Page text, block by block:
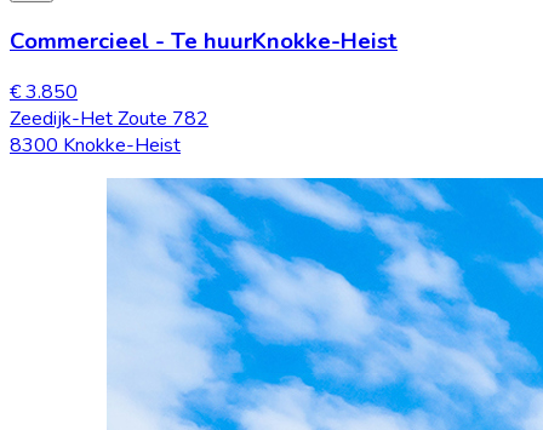
Commercieel - Te huurKnokke-Heist
€ 3.850
Zeedijk-Het Zoute 782
8300 Knokke-Heist